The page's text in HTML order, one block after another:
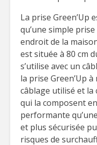
La prise Green’Up
qu’une simple
endroit de la
est située à 80 cm
s’utilise avec un
la prise Green’Up
câblage utilisé et
qui la composent
performante
et plus sécurisée
risques de